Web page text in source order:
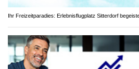
Ihr Freizeitparadies: Erlebnisflugplatz Sitterdorf